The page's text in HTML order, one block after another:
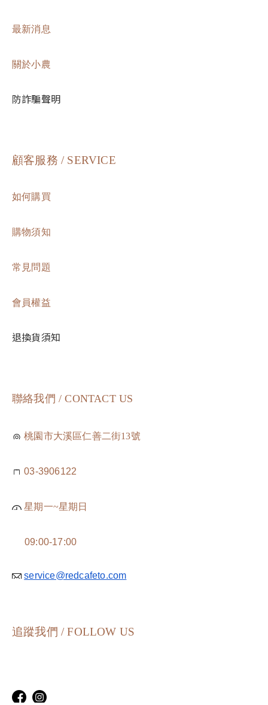
最新消息
關於小農
防詐騙聲明
顧客服務 / SERVICE
如何購買
購物須知
常見問題
會員權益
退換貨須知
聯絡我們 / CONTACT US
桃園市大溪區仁善二街13號
03-3906122
星期一~星期日
09:00-17:00
service@redcafeto.com
追蹤我們 / FOLLOW US